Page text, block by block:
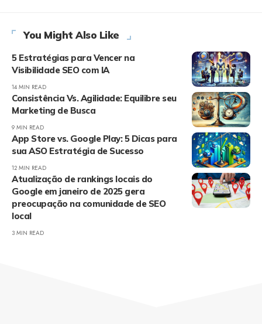
You Might Also Like
5 Estratégias para Vencer na
Visibilidade SEO com IA
14 MIN READ
Consistência Vs. Agilidade: Equilibre seu
Marketing de Busca
9 MIN READ
App Store vs. Google Play: 5 Dicas para
sua ASO Estratégia de Sucesso
12 MIN READ
Atualização de rankings locais do
Google em janeiro de 2025 gera
preocupação na comunidade de SEO
local
3 MIN READ